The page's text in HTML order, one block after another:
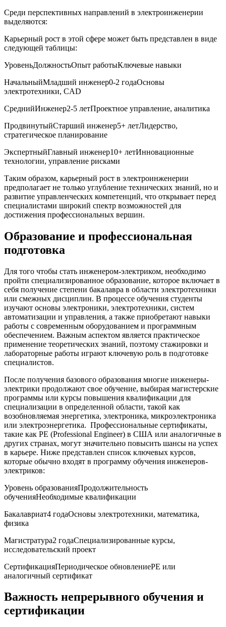
Среди⁢ перспективных‌ направлений в⁢ электроинженерии
выделяются:
Карьерный рост в этой сфере может быть ‍представлен в виде
следующей таблицы:
УровеньДолжностьОпыт работыКлючевые навыки
НачальныйМладший инженер0-2 годаОсновы
электротехники, CAD
СреднийИнженер2-5 летПроектное управление,⁢ аналитика
ПродвинутыйСтарший инженер5+ летЛидерство,
стратегическое ‍планирование
ЭкспертныйГлавный инженер10+ летИнновационные
технологии,​ управление рисками
Таким образом, карьерный рост в ⁤электроинженерии
предполагает не только углубление технических⁢ знаний, ‌но и
развитие управленческих компетенций, ⁤что открывает‌ перед
специалистами широкий ⁤спектр возможностей для⁢
достижения профессиональных вершин.
Образование и профессиональная
подготовка
Для ‌того чтобы ​стать инженером-электриком,⁣ необходимо
пройти специализированное образование, которое включает в
себя получение​ степени ‌бакалавра в области электротехники
или ⁣смежных дисциплин. В процессе обучения студенты
изучают основы электроники, электротехники, систем
автоматизации и управления, ​а также приобретают навыки
работы с ‌современным оборудованием и программным
обеспечением. Важным аспектом​ является практическое⁢
применение теоретических⁣ знаний,⁤ поэтому стажировки и
лабораторные работы‍ играют​ ключевую⁤ роль в подготовке
специалистов.
После получения⁤ базового образования ‌многие инженеры-
электрики продолжают свое обучение, выбирая магистерские
программы или курсы повышения квалификации для
‌специализации в определенной области, такой как
возобновляемая энергетика, ⁣электроника, микроэлектроника
или электроэнергетика. ⁣ Профессиональные сертификаты,
такие как PE (Professional Engineer) ‌в США или‌ аналогичные в
других ⁢странах,⁢ могут значительно повысить шансы на ⁢успех
в карьере. Ниже ‌представлен список ключевых курсов,⁢
которые ⁣обычно ‍входят в программу обучения инженеров-
электриков:
Уровень образованияПродолжительность
обученияНеобходимые квалификации
Бакалавриат4 ⁤годаОсновы​ электротехники, математика,
физика
Магистратура2 годаСпециализированные‍ курсы,
исследовательский проект
СертификацияПериодическое​ обновлениеPE или
аналогичный сертификат
Важность⁢ непрерывного обучения ​и
сертификации